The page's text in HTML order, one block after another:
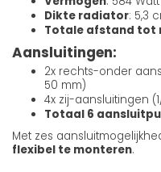
Dikte radiator: 5,3
Totale afstand tot
Aansluitingen:
2x rechts-onder
50 mm)
4x zij-aansluitingen
Totaal 6
Met zes
flexibel te monteren.